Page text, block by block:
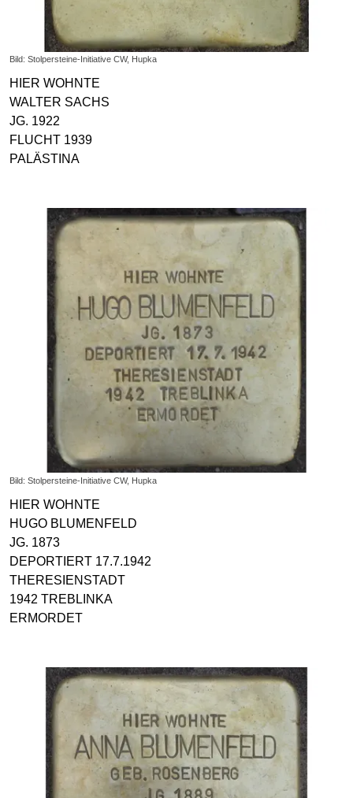
Bild: Stolpersteine-Initiative CW, Hupka
HIER WOHNTE
WALTER SACHS
JG. 1922
FLUCHT 1939
PALÄSTINA
Bild: Stolpersteine-Initiative CW, Hupka
HIER WOHNTE
HUGO BLUMENFELD
JG. 1873
DEPORTIERT 17.7.1942
THERESIENSTADT
1942 TREBLINKA
ERMORDET